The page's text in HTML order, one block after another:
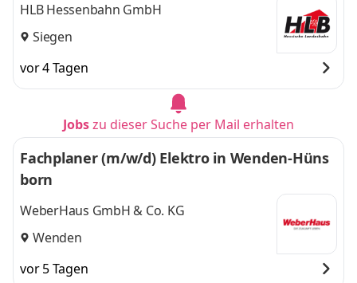
HLB Hessenbahn GmbH
Siegen
vor 4 Tagen
Jobszu dieser Suche per Mail erhalten
Fachplaner (m/w/d) Elektro in Wenden-Hüns
born
WeberHaus GmbH & Co. KG
Wenden
vor 5 Tagen